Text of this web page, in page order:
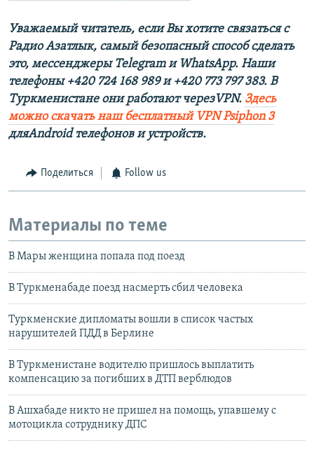
Уважаемый читатель, если Вы хотите связаться с
Радио Азатлык, самый безопасный способ сделать
это, мессенджеры Telegram и WhatsApp. Наши
телефоны +420 724 168 989 и +420 773 797 383. В
Туркменистане они работают черезVPN. Здесь
можно скачать наш бесплатный VPN Psiphon 3
дляAndroid телефонов и устройств.
Поделиться Follow us
Материалы по теме
В Мары женщина попала под поезд
В Туркменабаде поезд насмерть сбил человека
Туркменские дипломаты вошли в список частых
нарушителей ПДД в Берлине
В Туркменистане водителю пришлось выплатить
компенсацию за погибших в ДТП верблюдов
В Ашхабаде никто не пришел на помощь, упавшему с
мотоцикла сотруднику ДПС